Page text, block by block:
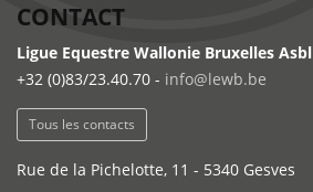
CONTACT
Ligue Equestre Wallonie Bruxelles Asbl
+32 (0)83/23.40.70 - info@lewb.be
Tous les contacts
Rue de la Pichelotte, 11 - 5340 Gesves